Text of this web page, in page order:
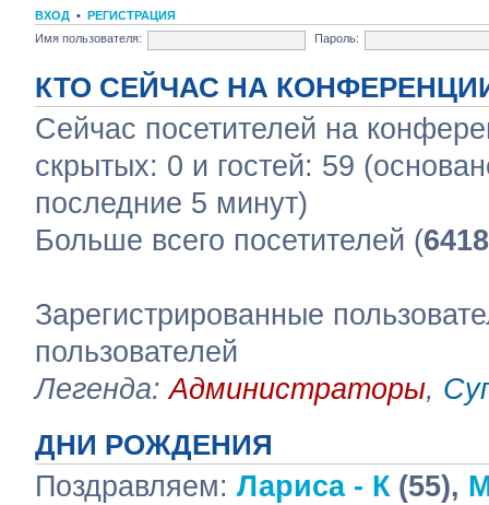
ВХОД • РЕГИСТРАЦИЯ
Имя пользователя:
Пароль:
КТО СЕЙЧАС НА
Сейчас посетителей на
скрытых: 0 и гостей: 59
последние 5 минут)
Больше всего посетителей (6418
Зарегистрированные
пользователей
Легенда:Администраторы,
ДНИ РОЖДЕНИЯ
Поздравляем: Лариса - К (55),